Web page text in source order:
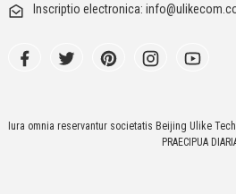
Inscriptio electronica:
Iura omnia reservantur societatis Beijing Ulike
PRAECIPUA